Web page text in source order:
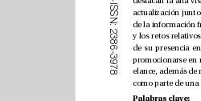
I
S
S
N
:
2
3
8
6
-
3
9
7
8